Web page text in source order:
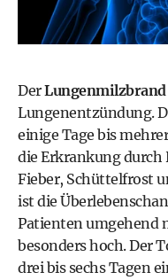
DerLungenmilzbrand
Lungenentzündung.
einige Tage bis
die Erkrankung durch
Fieber, Schüttelfrost
ist die
Patienten umgehend
besonders hoch. Der
drei bis sechs Tagen